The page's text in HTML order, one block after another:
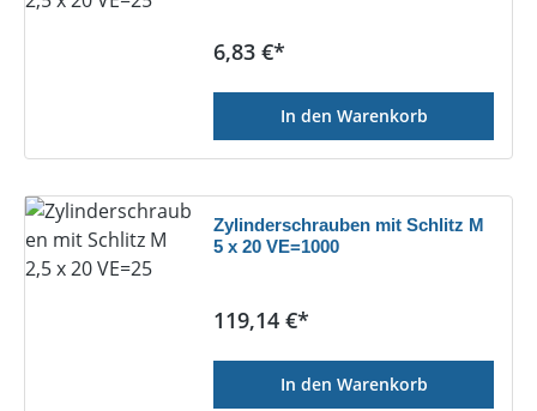
Regulärer Preis:
6,83 €*
In den Warenkorb
Zylinderschrauben mit Schlitz M
5 x 20 VE=1000
Regulärer Preis:
119,14 €*
In den Warenkorb